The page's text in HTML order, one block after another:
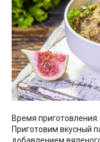
Время приготовления:
Приготовим вкусный
добавлением